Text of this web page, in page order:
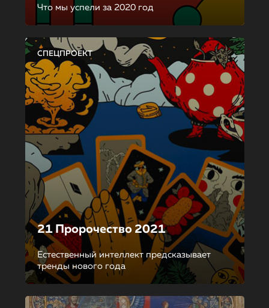
Что мы успели за 2020 год
СПЕЦПРОЕКТ
21 Пророчество 2021
Естественный интеллект предсказывает
тренды нового года